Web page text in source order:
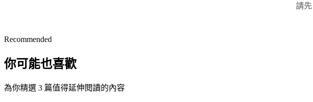
請先
Recommended
你可能也喜歡
為你精選 3 篇值得延伸閱讀的內容